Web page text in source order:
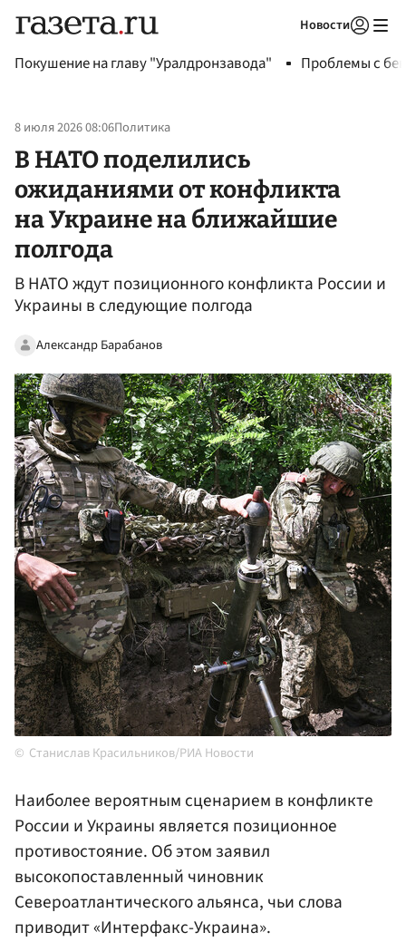
Новости
Покушение на главу "Уралдронзавода" Проблемы с
8 июля 2026 08:06Политика
В НАТО поделились
ожиданиями от конфликта
на Украине на ближайшие
полгода
В НАТО ждут позиционного конфликта России и
Украины в следующие полгода
Александр Барабанов
Станислав Красильников/РИА Новости
Наиболее вероятным сценарием в конфликте
России и Украины является позиционное
противостояние. Об этом заявил
высокопоставленный чиновник
Североатлантического альянса, чьи слова
приводит «Интерфакс-Украина».